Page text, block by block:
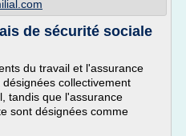
de sécurité sociale
du travail et l'assurance
collectivement
tandis que l'assurance
sont désignées comme